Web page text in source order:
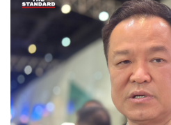
TAGS: กองกำลังสุรนารี
ปราสาทต
สถานการณ์ไทย-กัมพูชา
ค
อดุลย์ บุญธรรมเจริญ
นาย
กองทัพไทย
อนุทิน ชาญวีร
แม่ทัพภาคที่ 2
ชายแดนไท